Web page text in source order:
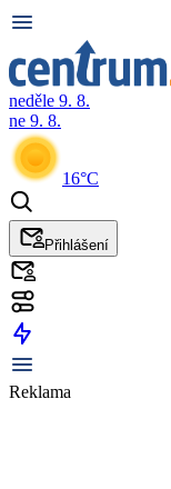
neděle 9. 8.
ne 9. 8.
16°C
Přihlášení
Reklama